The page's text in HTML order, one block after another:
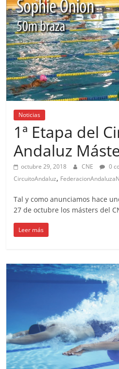
Noticias
1ª Etapa del
Andaluz
octubre 29, 2018 CNE
0
CircuitoAndaluz,
Tal y como anunciamos hace
27 de octubre los másters del
Leer más